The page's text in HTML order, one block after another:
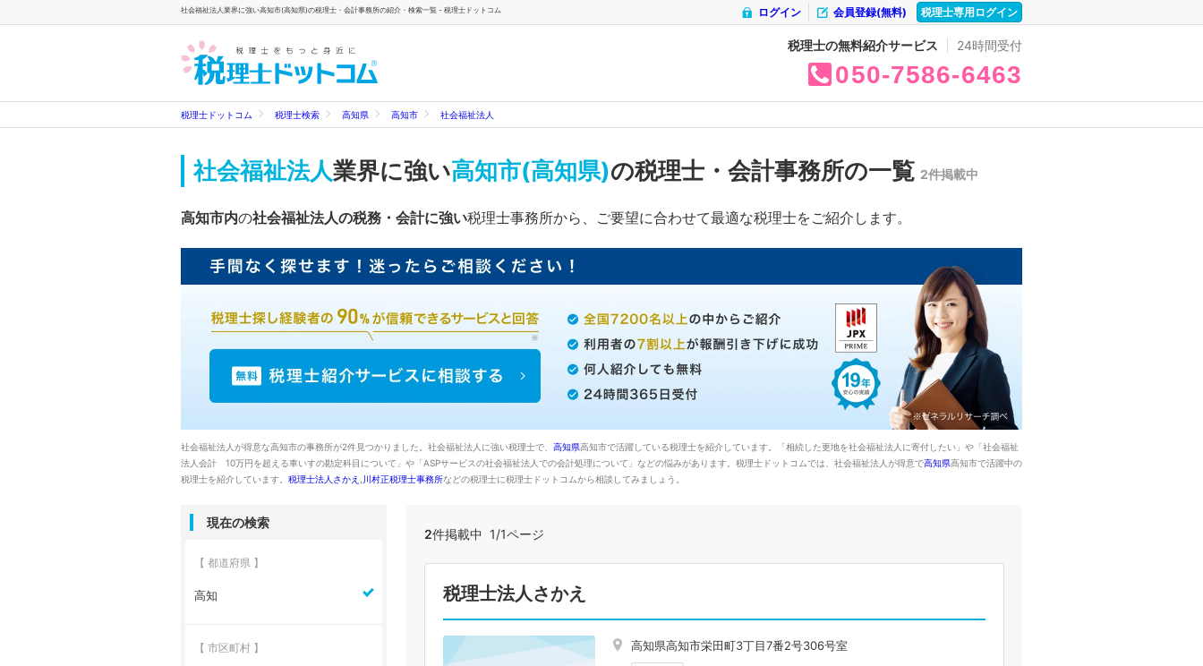
社会福祉法人業界に強い高知市(高知県)の税理士・会計事務所の紹介・検索一覧 - 税理士ドットコム 税理士専用ログイン
会員登録(無料)
ログイン
税理士の無料紹介サービス 24時間受付
050 7586 6463
税理士ドットコム 税理士検索 高知県 高知市 社会福祉法人
社会福祉法人業界に強い高知市(高知県)の税理士・会計事務所の一覧 2件掲載中
高知市内の社会福祉法人の税務・会計に強い税理士事務所から、ご要望に合わせて最適な税理士をご紹介します。
社会福祉法人が得意な高知市の事務所が2件見つかりました。社会福祉法人に強い税理士で、 高知県高知市で活躍している税理士を紹介しています。「相続した更地を社会福祉法人に寄付したい」や「社会福祉
法人会計 10万円を超える車いすの勘定科目について」や「ASPサービスの社会福祉法人での会計処理について」などの悩みがあります。税理士ドットコムでは、社会福祉法人が得意で高知県高知市で活躍中の
税理士を紹介しています。 税理士法人さかえ 川村正税理士事務所などの税理士に税理士ドットコムから相談してみましょう。
2件掲載中 1/1ページ
税理士法人さかえ
高知県高知市栄田町3丁目7番2号306号室
現在の検索
【 都道府県 】
高知
【 市区町村 】